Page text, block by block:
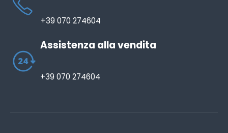
+39 070 274604
Assistenza alla vendita
+39 070 274604